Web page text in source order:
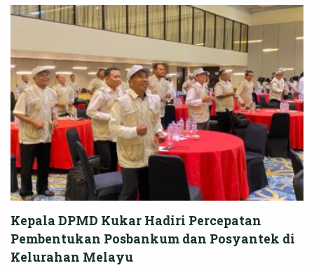
Kepala DPMD Kukar Hadiri Percepatan
Pembentukan Posbankum dan Posyantek di
Kelurahan Melayu